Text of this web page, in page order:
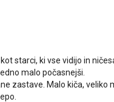
starci, ki vse vidijo in
malo počasnejši.
zastave. Malo kiča, veliko